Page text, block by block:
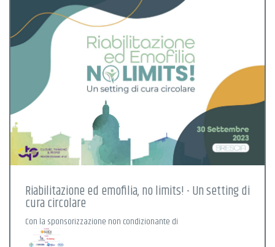
Riabilitazione ed emofilia, no limits! - Un setting di
cura circolare
Con la sponsorizzazione non condizionante di